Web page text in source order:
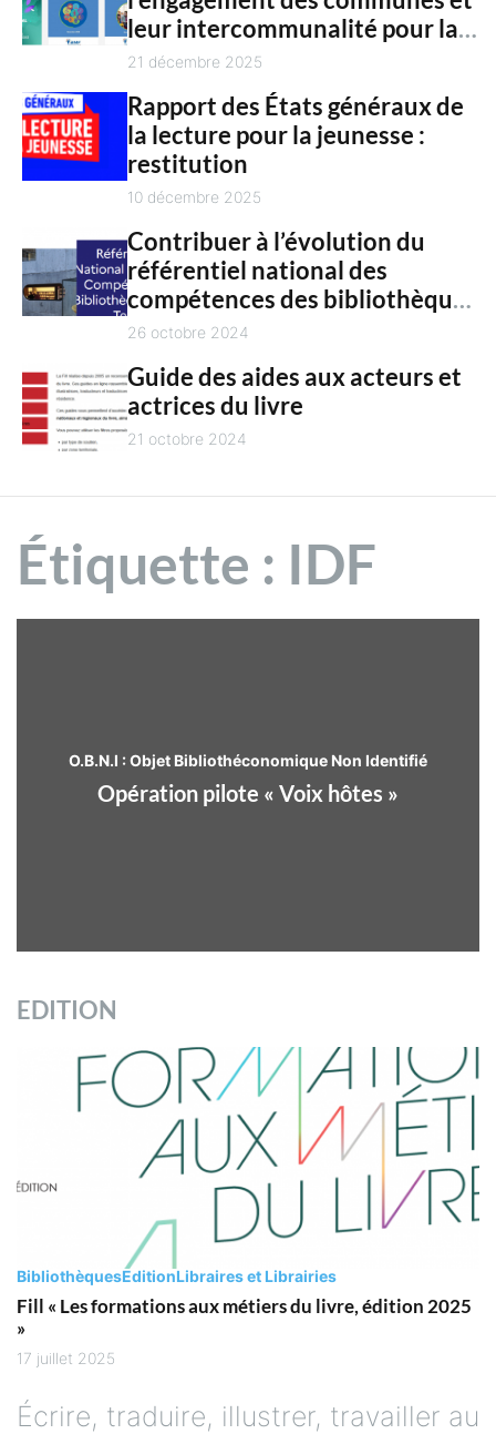
h
leur intercommunalité pour la
culture en 2025
21 décembre 2025
Rapport des États généraux de
la lecture pour la jeunesse :
restitution
10 décembre 2025
Contribuer à l’évolution du
référentiel national des
compétences des bibliothèques
territoriales
26 octobre 2024
Guide des aides aux acteurs et
actrices du livre
21 octobre 2024
Étiquette : IDF
O.B.N.I : Objet Bibliothéconomique Non Identifié
Opération pilote « Voix hôtes »
EDITION
BibliothèquesEditionLibraires et Librairies
Fill « Les formations aux métiers du livre, édition 2025
»
17 juillet 2025
Écrire, traduire, illustrer, travailler au